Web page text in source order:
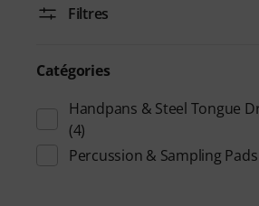
Filtres
Catégories
Handpans & Steel Tongue
(4)
Percussion & Sampling Pads